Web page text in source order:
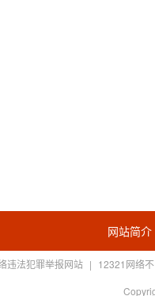
网站简介
违法犯罪举报网站 | 12321网络